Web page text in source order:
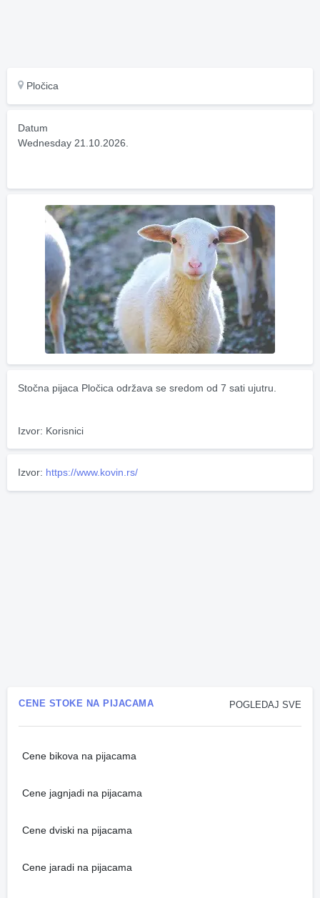
Pločica
Datum
Wednesday 21.10.2026.
Stočna pijaca Pločica održava se sredom od 7 sati ujutru.
Izvor: Korisnici
Izvor: https://www.kovin.rs/
POGLEDAJ SVE
CENE STOKE NA PIJACAMA
Cene bikova na pijacama
Cene jagnjadi na pijacama
Cene dviski na pijacama
Cene jaradi na pijacama